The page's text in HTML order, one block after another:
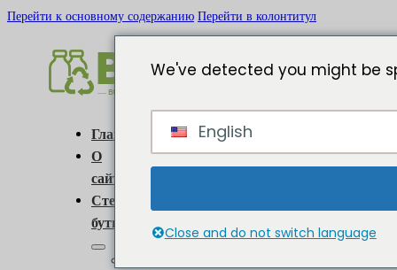
Перейти к основному содержанию Перейти в колонтитул
Главная
О
сайте
Стеклянные
бутылки
We've detected you might be
English
Close and do not switch language